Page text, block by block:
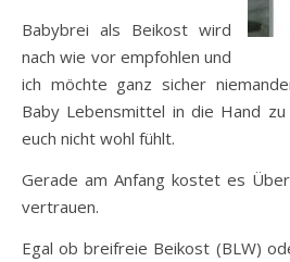
Babybrei als Beikost wird
nach wie vor empfohlen und
ich möchte ganz sicher
Baby Lebensmittel in die Hand
euch nicht wohl fühlt.
Gerade am Anfang kostet es
vertrauen.
Egal ob breifreie Beikost (BLW)